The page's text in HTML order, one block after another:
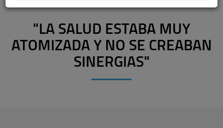
"LA SALUD ESTABA MUY
ATOMIZADA Y NO SE CREABAN
SINERGIAS"